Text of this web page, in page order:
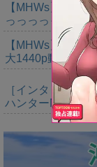
【MHWs】ゴー
っっっっっっす
【MHWs】「
大1440p動作」
［インタビュー
ハンターNow」